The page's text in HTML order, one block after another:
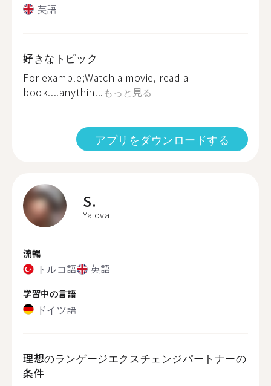
英語
好きなトピック
For example;Watch a movie, read a
book....anythin... もっと見る
アプリをダウンロードする
S.
Yalova
流暢
トルコ語 英語
学習中の言語
ドイツ語
理想のランゲージエクスチェンジパートナーの
条件